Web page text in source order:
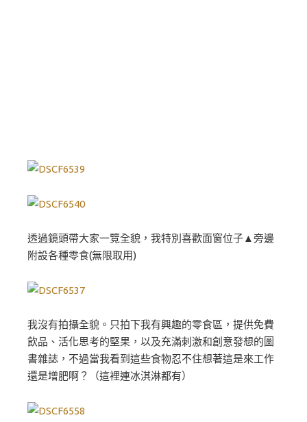
透過鏡頭帶大家一覽全貌，我特別喜歡面窗位子▲旁邊
附設各種零食(無限取用)
我沒有拍攝全貌。只拍下我有興趣的零食區，提供免費
飲品、活化思考的堅果，以及充滿刺激和創意發想的圖
書雜誌，不過當我看到這些食物忍不住想著這是來工作
還是增肥啊？（這裡連冰淇淋都有）